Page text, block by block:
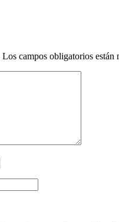
Los campos obligatorios están